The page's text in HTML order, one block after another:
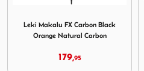
Leki Makalu FX Carbon Black
Orange Natural Carbon
179,95